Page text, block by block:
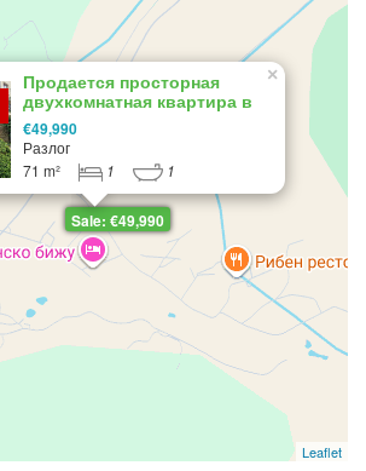
Sale: €49,990
Продается просторная
двухкомнатная квартира в
Green Wood, Разлог
€49,990
Разлог
71 m²
1 1
×
Leaflet